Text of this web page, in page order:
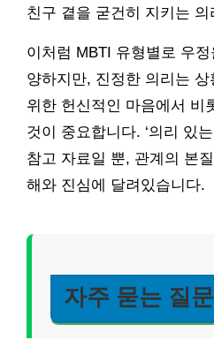
친구 곁을 굳건히 지키는
이처럼 MBTI 유형별로 우
양하지만, 진정한 의리는
위한 헌신적인 마음에서 비
것이 중요합니다. ‘의리 있
참고 자료일 뿐, 관계의 본
해와 진심에 달려있습니다.
자주 묻는 질문